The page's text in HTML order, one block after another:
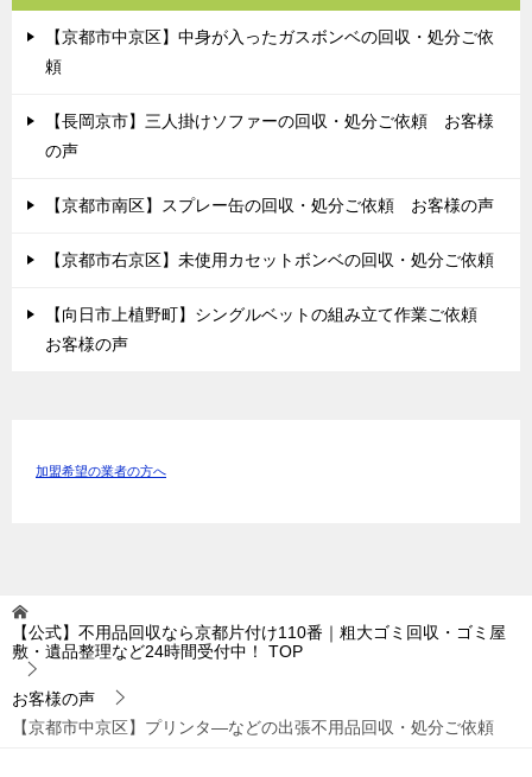
【京都市中京区】中身が入ったガスボンベの回収・処分ご依
頼
【長岡京市】三人掛けソファーの回収・処分ご依頼 お客様
の声
【京都市南区】スプレー缶の回収・処分ご依頼 お客様の声
【京都市右京区】未使用カセットボンベの回収・処分ご依頼
【向日市上植野町】シングルベットの組み立て作業ご依頼
お客様の声
加盟希望の業者の方へ
【公式】不用品回収なら京都片付け110番｜粗大ゴミ回収・ゴミ屋
敷・遺品整理など24時間受付中！
TOP
お客様の声
【京都市中京区】プリンタ―などの出張不用品回収・処分ご依頼